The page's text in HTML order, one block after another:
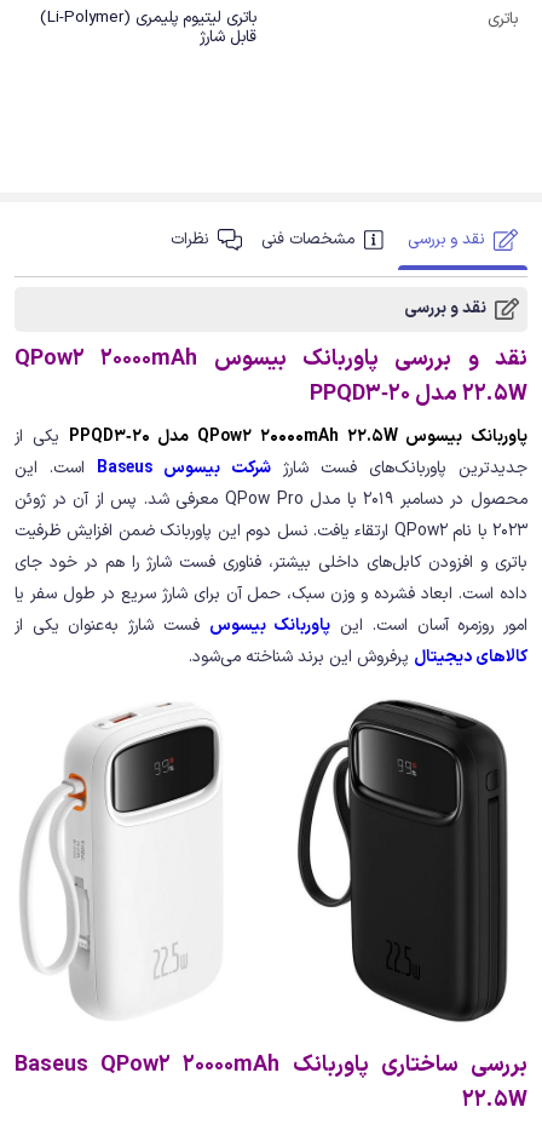
باتری
باتری لیتیوم پلیمری (Li-Polymer)
قابل شارژ
نقد و بررسی مشخصات فنی نظرات
نقد و بررسی
نقد و بررسی پاوربانک بیسوس QPow2 20000mAh
22.5W مدل PPQD3‑20
پاوربانک بیسوس QPow2 20000mAh 22.5W مدل PPQD3‑20
یکی از
جدیدترین پاوربانک‌های فست شارژ شرکت بیسوس Baseus
است. این
محصول در دسامبر 2019 با مدل QPow Pro معرفی شد. پس از آن در ژوئن
2023 با نام QPow2 ارتقاء یافت. نسل دوم این پاوربانک ضمن افزایش ظرفیت
باتری و افزودن کابل‌های داخلی بیشتر، فناوری فست شارژ را هم در خود جای
داده است. ابعاد فشرده‌ و وزن سبک، حمل آن برای شارژ سریع در طول سفر یا
امور روزمره آسان است. این پاوربانک بیسوس فست شارژ به‌عنوان یکی از
کالاهای دیجیتال پرفروش این برند شناخته می‌شود.
بررسی ساختاری پاوربانک Baseus QPow2 20000mAh
22.5W